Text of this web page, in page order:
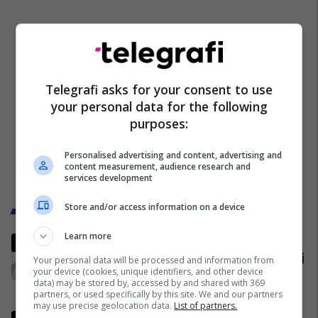
Trend Telegrafi
Policia kërkon ndihmën e
qytetarëve për identifikimin e këtij
të dyshuari
Kronika e Zezë
Telegrafi asks for your consent to use
your personal data for the following
purposes:
Personalised advertising and content, advertising and
content measurement, audience research and
services development
Store and/or access information on a device
Learn more
Your personal data will be processed and information from
your device (cookies, unique identifiers, and other device
data) may be stored by, accessed by and shared with 369
partners, or used specifically by this site. We and our partners
may use precise geolocation data. List of partners.